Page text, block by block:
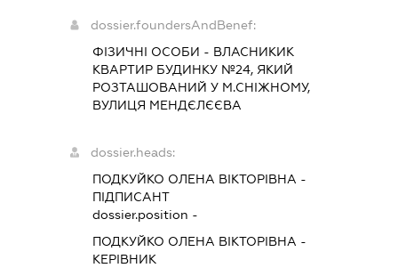
dossier.foundersAndBenef:
ФІЗИЧНІ ОСОБИ - ВЛАСНИКИК
КВАРТИР БУДИНКУ №24, ЯКИЙ
РОЗТАШОВАНИЙ У М.СНІЖНОМУ,
ВУЛИЦЯ МЕНДЄЛЄЄВА
dossier.heads:
ПОДКУЙКО ОЛЕНА ВІКТОРІВНА -
ПІДПИСАНТ
dossier.position -
ПОДКУЙКО ОЛЕНА ВІКТОРІВНА -
КЕРІВНИК